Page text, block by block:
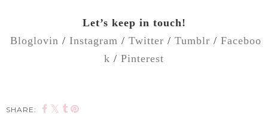
Let’s keep in touch!
Bloglovin / Instagram / Twitter / Tumblr / Faceboo
k / Pinterest
SHARE: